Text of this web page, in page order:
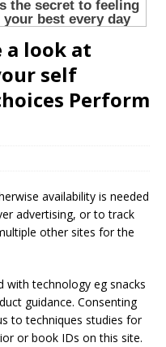
a look at
self
Perform
availability is needed
advertising, or to track
other sites for the
technology eg snacks
guidance. Consenting
to techniques studies for
or book IDs on this site.